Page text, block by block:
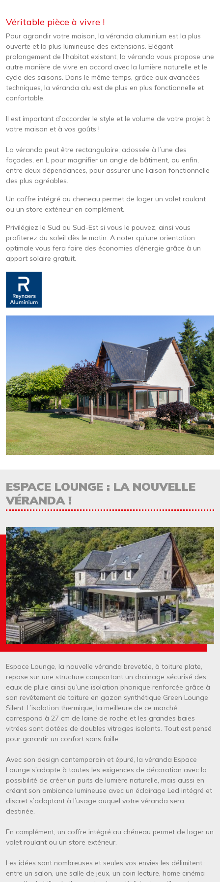
Véritable pièce à vivre !
Pour agrandir votre maison, la véranda aluminium est la plus
ouverte et la plus lumineuse des extensions. Elégant
prolongement de l’habitat existant, la véranda vous propose une
autre manière de vivre en accord avec la lumière naturelle et le
cycle des saisons. Dans le même temps, grâce aux avancées
techniques, la véranda alu est de plus en plus fonctionnelle et
confortable.
Il est important d’accorder le style et le volume de votre projet à
votre maison et à vos goûts !
La véranda peut être rectangulaire, adossée à l’une des
façades, en L pour magnifier un angle de bâtiment, ou enfin,
entre deux dépendances, pour assurer une liaison fonctionnelle
des plus agréables.
Un coffre intégré au cheneau permet de loger un volet roulant
ou un store extérieur en complément.
Privilégiez le Sud ou Sud-Est si vous le pouvez, ainsi vous
profiterez du soleil dès le matin. A noter qu’une orientation
optimale vous fera faire des économies d’énergie grâce à un
apport solaire gratuit.
Image
ESPACE LOUNGE : LA NOUVELLE
VÉRANDA !
Image
Image
Texte
Espace Lounge, la nouvelle véranda brevetée, à toiture plate,
repose sur une structure comportant un drainage sécurisé des
eaux de pluie ainsi qu’une isolation phonique renforcée grâce à
son revêtement de toiture en gazon synthétique Green Lounge
Silent. L’isolation thermique, la meilleure de ce marché,
correspond à 27 cm de laine de roche et les grandes baies
vitrées sont dotées de doubles vitrages isolants. Tout est pensé
pour garantir un confort sans faille.
Avec son design contemporain et épuré, la véranda Espace
Lounge s’adapte à toutes les exigences de décoration avec la
possibilité de créer un puits de lumière naturelle, mais aussi en
créant son ambiance lumineuse avec un éclairage Led intégré et
discret s’adaptant à l’usage auquel votre véranda sera
destinée.
En complément, un coffre intégré au chéneau permet de loger un
volet roulant ou un store extérieur.
Les idées sont nombreuses et seules vos envies les délimitent :
entre un salon, une salle de jeux, un coin lecture, home cinéma